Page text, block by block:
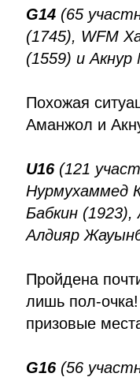
G14 (65
(1745), WFM
(1559) и
Похожая
Аманжол и
U16 (121
Нурмухаммед
Бабкин (1923),
Алдияр
Пройдена
лишь пол-
призовые
G16 (56